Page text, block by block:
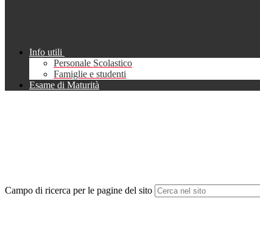
Info utili
Personale Scolastico
Famiglie e studenti
Esame di Maturità
Campo di ricerca per le pagine del sito